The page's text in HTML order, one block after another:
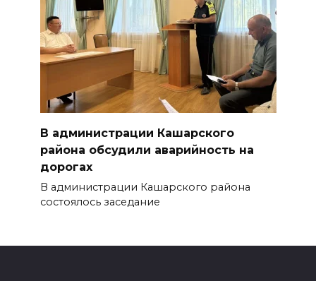
В администрации Кашарского
района обсудили аварийность на
дорогах
В администрации Кашарского района
состоялось заседание